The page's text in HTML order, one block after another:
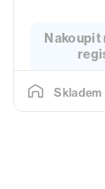
Nakoupit
Skladem